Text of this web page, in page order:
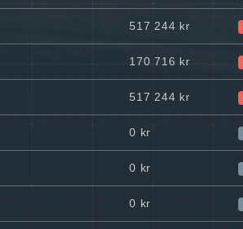
517 244 kr
170 716 kr
517 244 kr
0 kr
0 kr
0 kr